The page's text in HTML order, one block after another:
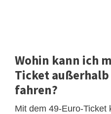
Wohin kann ich
Ticket
fahren?
Mit dem 49-Euro-Ticket